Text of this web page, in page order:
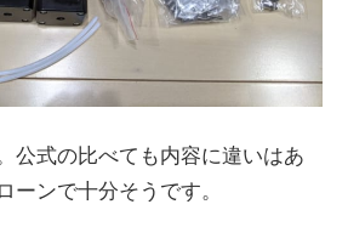
公式の比べても内容に違いはあ
ーンで十分そうです。